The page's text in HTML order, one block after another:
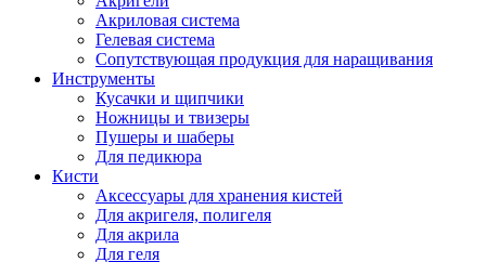
Акриловая система
Гелевая система
Сопутствующая продукция для наращивания
Инструменты
Кусачки и щипчики
Ножницы и твизеры
Пушеры и шаберы
Для педикюра
Кисти
Аксессуары для хранения кистей
Для акригеля, полигеля
Для акрила
Для геля